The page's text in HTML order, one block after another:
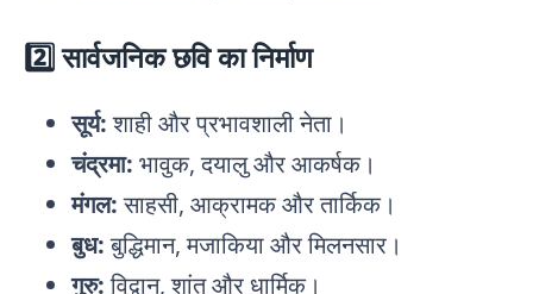
2️⃣ सार्वजनिक छवि का निर्माण
सूर्य:शाही और प्रभावशाली नेता।
चंद्रमा: भावुक, दयालु और आकर्षक।
मंगल:साहसी, आक्रामक और तार्किक।
बुध:बुद्धिमान, मजाकिया और मिलनसार।
गुरु:विद्वान, शांत और धार्मिक।